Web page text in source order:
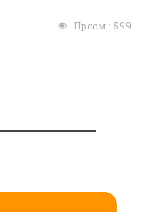
Просм.: 599